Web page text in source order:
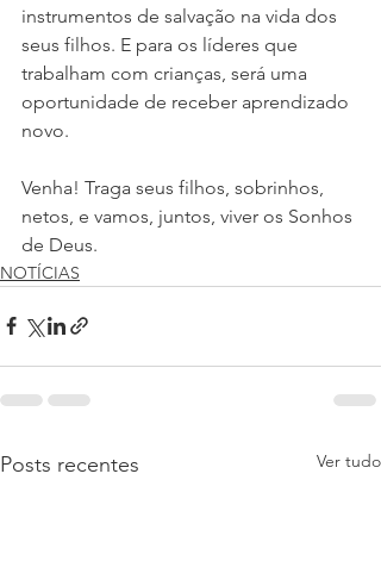
instrumentos de salvação na vida dos
seus filhos. E para os líderes que
trabalham com crianças, será uma
oportunidade de receber aprendizado
novo.
Venha! Traga seus filhos, sobrinhos,
netos, e vamos, juntos, viver os Sonhos
de Deus.
NOTÍCIAS
Posts recentes Ver tudo